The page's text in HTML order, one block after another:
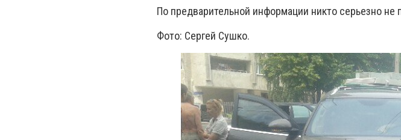
По предварительной информации никто серьезно не
Фото: Сергей Сушко.